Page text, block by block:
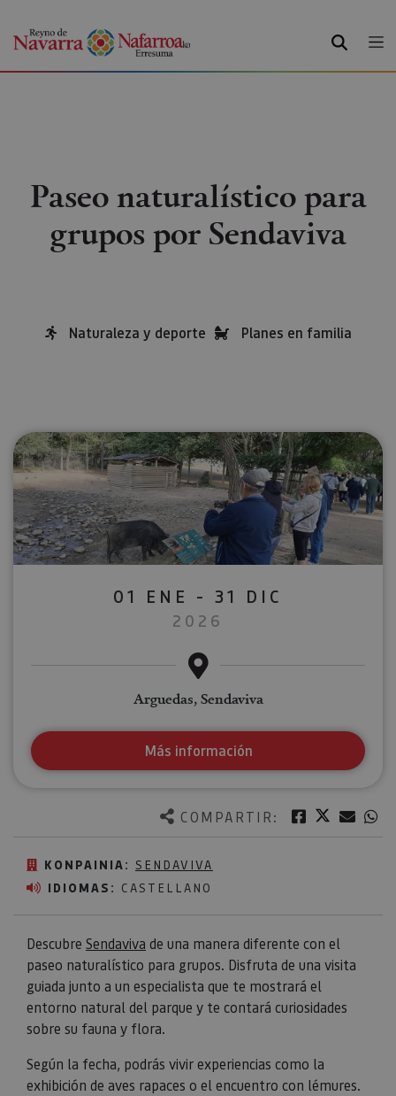
BILATU
Paseo naturalístico para
grupos por Sendaviva
Naturaleza y deporte Planes en familia
COMPARTIR: Facebook
Twitter
KONPAINIA: SENDAVIVA
IDIOMAS: CASTELLANO
Descubre Sendaviva de una manera diferente con el
paseo naturalístico para grupos. Disfruta de una visita
guiada junto a un especialista que te mostrará el
entorno natural del parque y te contará curiosidades
sobre su fauna y flora.
Según la fecha, podrás vivir experiencias como la
exhibición de aves rapaces o el encuentro con lémures.
01 ENE - 31 DIC
2026
Arguedas, Sendaviva
Más información